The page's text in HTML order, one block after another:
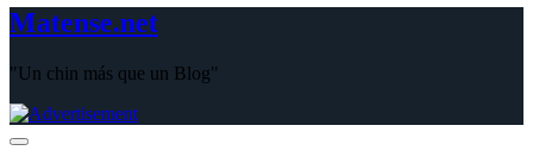
Matense.net
"Un chin más que un Blog"